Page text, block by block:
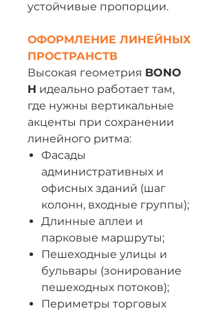
устойчивые пропорции.
ОФОРМЛЕНИЕ ЛИНЕЙНЫХ
ПРОСТРАНСТВ
Высокая геометрия BONO
H идеально работает там,
где нужны вертикальные
акценты при сохранении
линейного ритма:
Фасады
административных и
офисных зданий (шаг
колонн, входные группы);
Длинные аллеи и
парковые маршруты;
Пешеходные улицы и
бульвары (зонирование
пешеходных потоков);
Периметры торговых